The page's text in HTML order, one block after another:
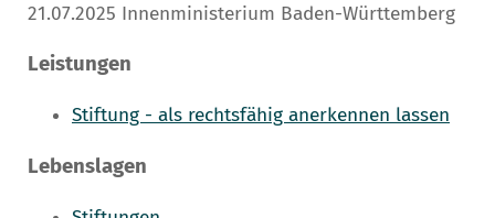
21.07.2025 Innenministerium Baden-Württemberg
Leistungen
Stiftung - als rechtsfähig anerkennen lassen
Lebenslagen